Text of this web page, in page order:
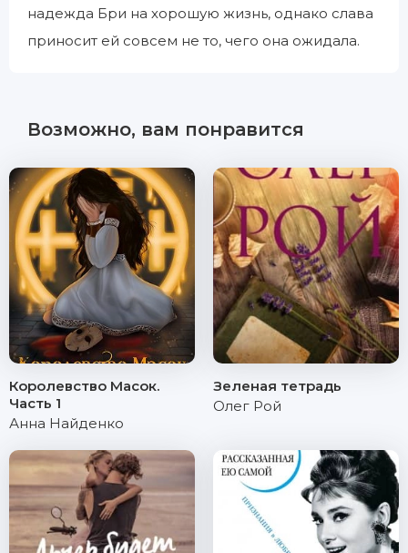
надежда Бри на хорошую жизнь, однако слава
приносит ей совсем не то, чего она ожидала.
Возможно, вам понравится
Королевство Масок.
Часть 1
Анна Найденко
Зеленая тетрадь
Олег Рой